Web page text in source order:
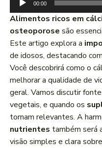
o
c
a
d
o
r
d
e
á
u
d
00:00
Alimentos ricos em
osteoporose são
Este artigo explora a
de idosos, destacando
Você descobrirá como o
melhorar a qualidade de
geral. Vamos discutir
vegetais, e quando os
tornam relevantes. A
nutrientes também será
visão simples e clara